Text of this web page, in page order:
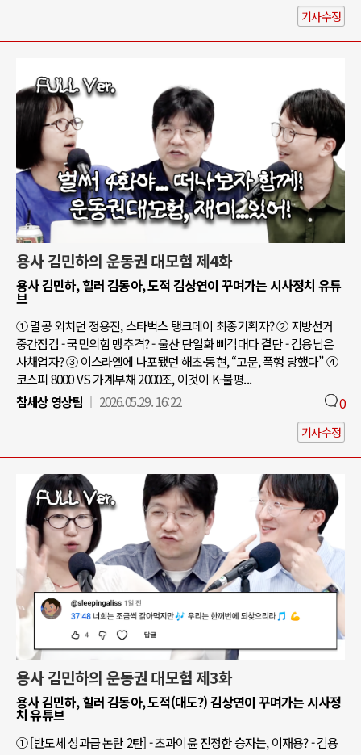
기사수정
용사 김민하의 운동권 대모험 제4화
용사 김민하, 힐러 김동아, 도적 김상연이 꾸며가는 시사정치 유튜
브
① 멸공 외치던 정용진, 스타벅스 탱크데이 최종기획자? ② 지방선거
중간점검 - 국민의힘 맹추격? - 울산 단일화 삐걱대다 결단 - 김용남은
사채업자? ③ 이스라엘에 나포됐던 해초·동현, “고문, 폭행 당했다” ④
코스피 8000 VS 가계부채 2000조, 이것이 K-불평...
참세상 영상팀
2026.05.29. 16:22 0
기사수정
용사 김민하의 운동권 대모험 제3화
용사 김민하, 힐러 김동아, 도적(대도?) 김상연이 꾸며가는 시사정
치 유튜브
① [반도체 성과급 논란 2탄] - 초과이윤 진정한 승자는, 이재용? - 김용